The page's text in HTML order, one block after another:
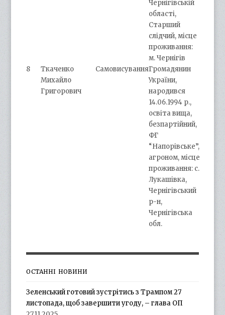
Чернігівській
області,
Старший
слідчий, місце
проживання:
м. Чернігів
8
Ткаченко
Михайло
Григорович
СамовисуванняГромадянин
України,
народився
14.06.1994 р.,
освіта вища,
безпартійний,
ФГ
“Напорівське”,
агроном, місце
проживання: с.
Лукашівка,
Чернігівський
р-н,
Чернігівська
обл.
ОСТАННІ НОВИНИ
Зеленський готовий зустрітись з Трампом 27
листопада, щоб завершити угоду, – глава ОП